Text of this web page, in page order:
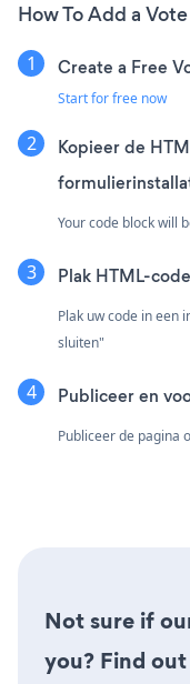
How To Add a
Create a Free
Start for free now
Kopieer de
Your code block will
Plak HTML-
Plak uw code in een
sluiten"
Publiceer en
Publiceer de pagina
Not sure if
you? Find